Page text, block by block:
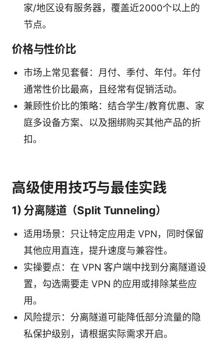
家/地区设有服务器，覆盖近2000个以上的
节点。
价格与性价比
市场上常见套餐：月付、季付、年付。年付
通常性价比最高，且经常有促销活动。
兼顾性价比的策略：结合学生/教育优惠、家
庭多设备方案、以及捆绑购买其他产品的折
扣。
高级使用技巧与最佳实践
1) 分离隧道（Split Tunneling）
适用场景：只让特定应用走 VPN，同时保留
其他应用直连，提升速度与兼容性。
实操要点：在 VPN 客户端中找到分离隧道设
置，勾选需要走 VPN 的应用或排除某些应
用。
风险提示：分离隧道可能降低部分流量的隐
私保护级别，请根据实际需求开启。